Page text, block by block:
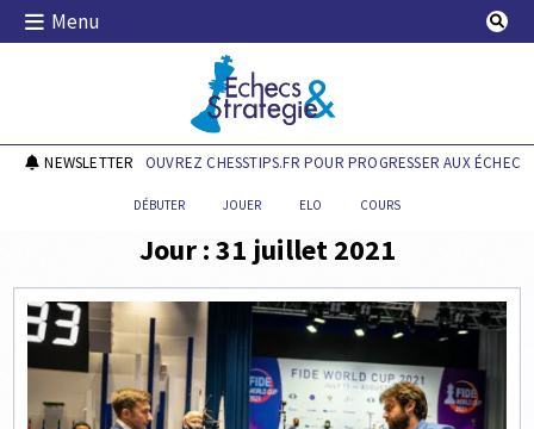
Skip
Menu
Echecs & Stratégie
NEWSLETTERDÉCOUVREZ CHESSTIPS.FR POUR PROGRESSER AUX ÉCHECS !
DÉBUTER JOUER ELO COURS
Jour :31 juillet 2021